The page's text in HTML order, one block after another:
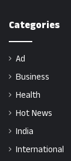
Categories
Ad
Business
Health
Hot News
India
International